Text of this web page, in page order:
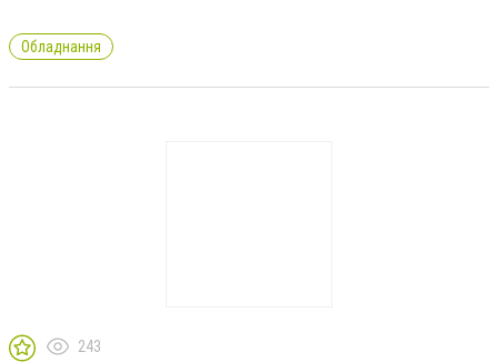
Обладнання
243